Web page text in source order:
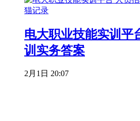
电大职业技能实训平
训实务答案
2月1日 20:07